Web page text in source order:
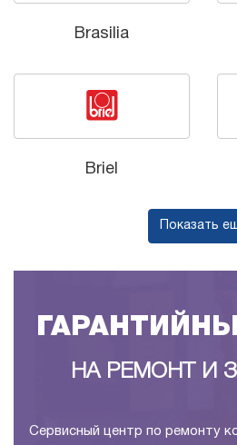
Brasilia
Briel
Показать
НА РЕМОНТ И
Сервисный центр по ремонту